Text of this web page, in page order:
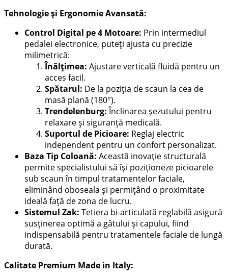
Tehnologie și Ergonomie Avansată:
Control Digital pe 4 Motoare: Prin intermediul
pedalei electronice, puteți ajusta cu precizie
milimetrică:
Înălțimea: Ajustare verticală fluidă pentru un
acces facil.
Spătarul: De la poziția de scaun la cea de
masă plană (180°).
Trendelenburg:Înclinarea șezutului pentru
relaxare și siguranță medicală.
Suportul de Picioare: Reglaj electric
independent pentru un confort personalizat.
Baza Tip Coloană: Această inovație structurală
permite specialistului să își poziționeze picioarele
sub scaun în timpul tratamentelor faciale,
eliminând oboseala și permițând o proximitate
ideală față de zona de lucru.
Sistemul Zak: Tetiera bi-articulată reglabilă asigură
susținerea optimă a gâtului și capului, fiind
indispensabilă pentru tratamentele faciale de lungă
durată.
Calitate Premium Made in Italy: